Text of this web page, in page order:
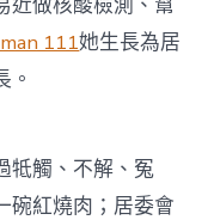
111她生長為居
。
觸、不解、冤
碗紅燒肉；居委會